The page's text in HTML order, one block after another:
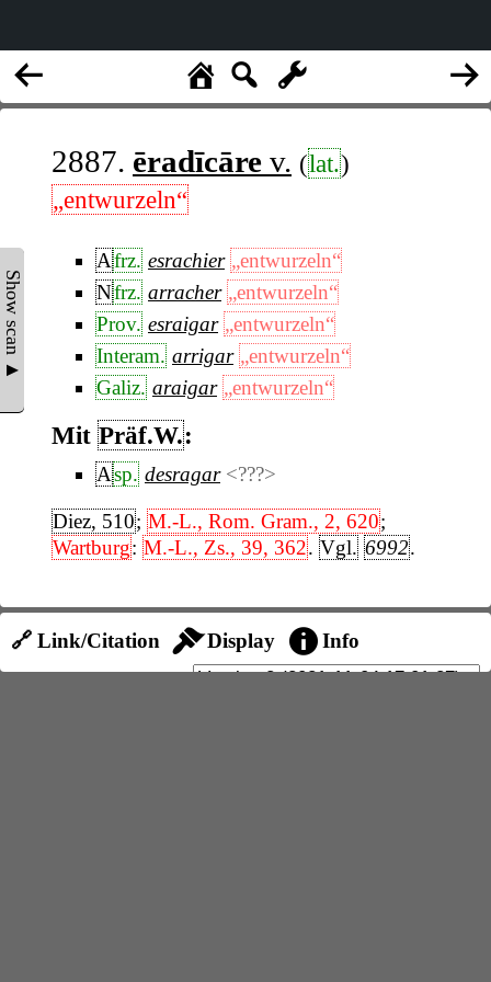
Show scan ▲
2887. ēradīcāre v. (lat.)
„entwurzeln“
Afrz. esrachier „entwurzeln“
Nfrz. arracher „entwurzeln“
Prov. esraigar „entwurzeln“
Interam. arrigar „entwurzeln“
Galiz. araigar „entwurzeln“
Mit Präf.W.:
Asp. desragar <???>
Diez, 510; M.-L., Rom. Gram., 2, 620;
Wartburg: M.-L., Zs., 39, 362. Vgl. 6992.
🔗 Link/Citation Display Info